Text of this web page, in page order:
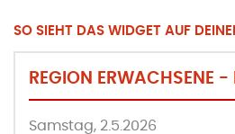
SO SIEHT DAS WIDGET AUF
Samstag, 2.5.2026